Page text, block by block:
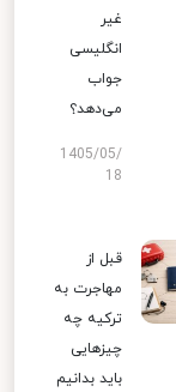
غیر
انگلیسی
جواب
می‌دهد؟
1405/05/
18
قبل از
مهاجرت به
ترکیه چه
چیزهایی
باید بدانیم